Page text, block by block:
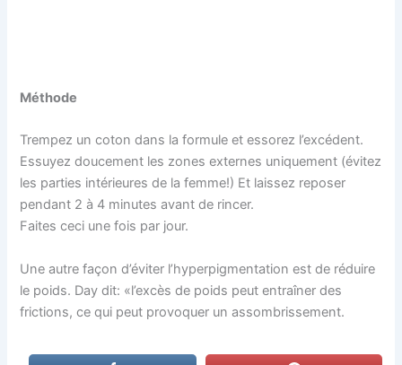
Méthode
Trempez un coton dans la formule et essorez l’excédent.
Essuyez doucement les zones externes uniquement (évitez
les parties intérieures de la femme!) Et laissez reposer
pendant 2 à 4 minutes avant de rincer.
Faites ceci une fois par jour.
Une autre façon d’éviter l’hyperpigmentation est de réduire
le poids. Day dit: «l’excès de poids peut entraîner des
frictions, ce qui peut provoquer un assombrissement.